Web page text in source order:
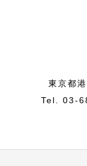
東京都
Tel. 03-